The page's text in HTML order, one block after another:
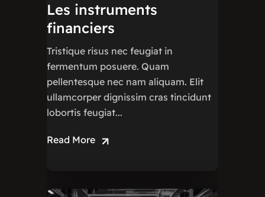
Les instruments
financiers
Tristique risus nec feugiat in
fermentum posuere. Quam
pellentesque nec nam aliquam. Elit
ullamcorper dignissim cras tincidunt
lobortis feugiat...
Read More